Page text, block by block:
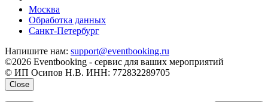
Москва
Обработка данных
Санкт-Петербург
Напишите нам: support@eventbooking.ru
©2026 Eventbooking - сервис для ваших мероприятий
© ИП Осипов Н.В. ИНН: 772832289705
Close